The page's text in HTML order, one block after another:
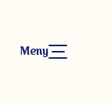
Meny